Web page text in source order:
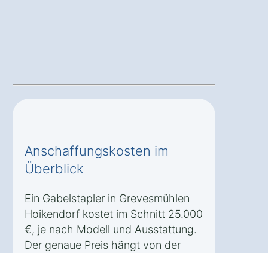
Anschaffungskosten im
Überblick
Ein Gabelstapler in Grevesmühlen
Hoikendorf kostet im Schnitt 25.000
€, je nach Modell und Ausstattung.
Der genaue Preis hängt von der